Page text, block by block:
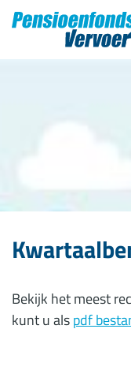
Overslaan
en
gaan
Bekijk het meest
kunt u alspdf